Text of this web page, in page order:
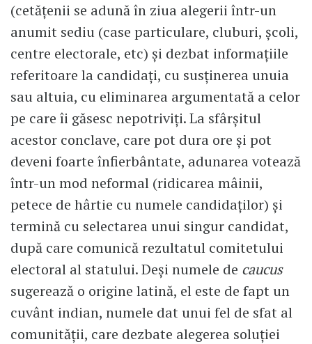
(cetăţenii se adună în ziua alegerii într-un
anumit sediu (case particulare, cluburi, şcoli,
centre electorale, etc) şi dezbat informaţiile
referitoare la candidaţi, cu susţinerea unuia
sau altuia, cu eliminarea argumentată a celor
pe care îi găsesc nepotriviţi. La sfârşitul
acestor conclave, care pot dura ore şi pot
deveni foarte înfierbântate, adunarea votează
într-un mod neformal (ridicarea mâinii,
petece de hârtie cu numele candidaţilor) şi
termină cu selectarea unui singur candidat,
după care comunică rezultatul comitetului
electoral al statului. Deşi numele de caucus
sugerează o origine latină, el este de fapt un
cuvânt indian, numele dat unui fel de sfat al
comunităţii, care dezbate alegerea soluţiei